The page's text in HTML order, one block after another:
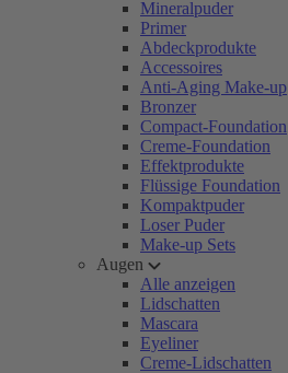
Mineralpuder
Primer
Abdeckprodukte
Accessoires
Anti-Aging Make-up
Bronzer
Compact-Foundation
Creme-Foundation
Effektprodukte
Flüssige Foundation
Kompaktpuder
Loser Puder
Make-up Sets
Augen
Alle anzeigen
Lidschatten
Mascara
Eyeliner
Creme-Lidschatten